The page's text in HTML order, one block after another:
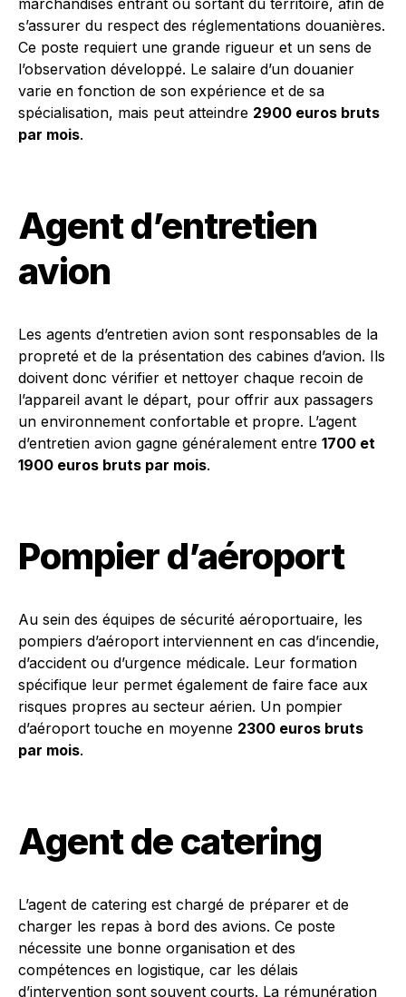
marchandises entrant ou sortant du territoire, afin de
s’assurer du respect des réglementations douanières.
Ce poste requiert une grande rigueur et un sens de
l’observation développé. Le salaire d’un douanier
varie en fonction de son expérience et de sa
spécialisation, mais peut atteindre 2900 euros bruts
par mois.
Agent d’entretien
avion
Les agents d’entretien avion sont responsables de la
propreté et de la présentation des cabines d’avion. Ils
doivent donc vérifier et nettoyer chaque recoin de
l’appareil avant le départ, pour offrir aux passagers
un environnement confortable et propre. L’agent
d’entretien avion gagne généralement entre 1700 et
1900 euros bruts par mois.
Pompier d’aéroport
Au sein des équipes de sécurité aéroportuaire, les
pompiers d’aéroport interviennent en cas d’incendie,
d’accident ou d’urgence médicale. Leur formation
spécifique leur permet également de faire face aux
risques propres au secteur aérien. Un pompier
d’aéroport touche en moyenne 2300 euros bruts
par mois.
Agent de catering
L’agent de catering est chargé de préparer et de
charger les repas à bord des avions. Ce poste
nécessite une bonne organisation et des
compétences en logistique, car les délais
d’intervention sont souvent courts. La rémunération